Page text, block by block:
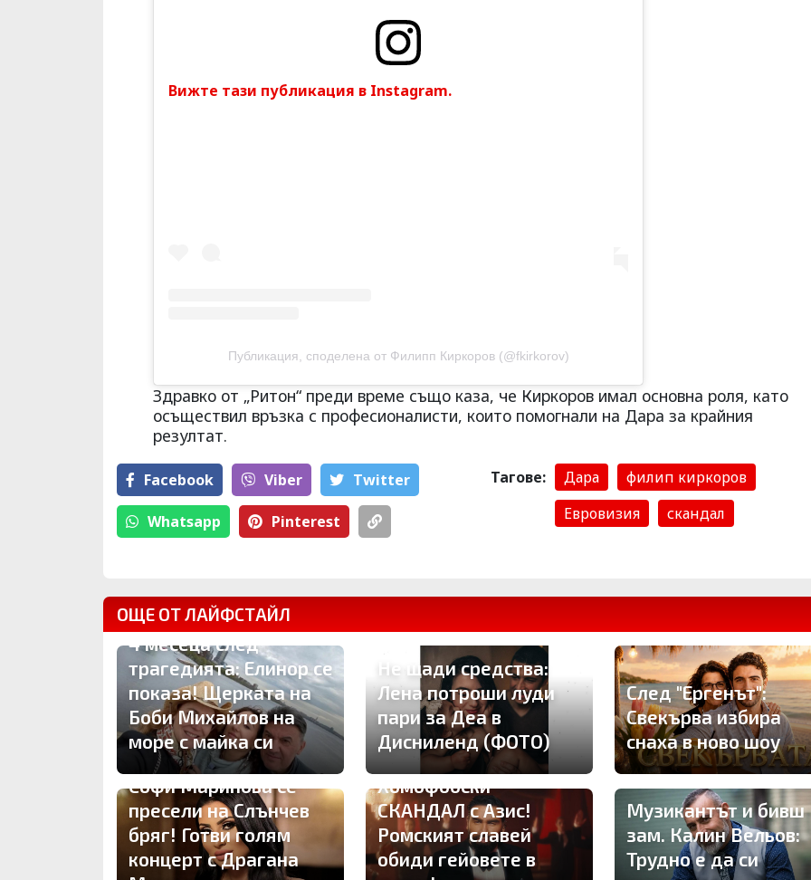
Вижте тази публикация в Instagram.
Публикация, споделена от Филипп Киркоров (@fkirkorov)
Здравко от „Ритон“ преди време също каза, че Киркоров имал основна роля, като
осъществил връзка с професионалисти, които помогнали на Дара за крайния
резултат.
Facebook Viber Тwitter
Whatsapp Pinterest
Тагове: Дара
филип киркоров
Евровизия
скандал
ОЩЕ ОТ ЛАЙФСТАЙЛ
4 месеца след
трагедията: Елинор се
показа! Щерката на
Боби Михайлов на
море с майка си
Не щади средства:
Лена потроши луди
пари за Деа в
Дисниленд (ФОТО)
След "Ергенът":
Свекърва избира
снаха в ново шоу
Софи Маринова се
пресели на Слънчев
бряг! Готви голям
концерт с Драгана
Хомофобски
СКАНДАЛ с Азис!
Ромският славей
обиди гейовете в
Музикантът и бивш
зам. Калин Вельов:
Трудно е да си